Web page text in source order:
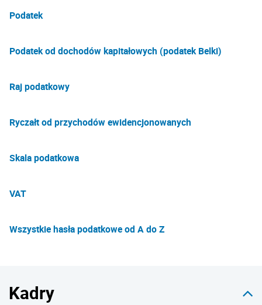
Podatek
Podatek od dochodów kapitałowych (podatek Belki)
Raj podatkowy
Ryczałt od przychodów ewidencjonowanych
Skala podatkowa
VAT
Wszystkie hasła podatkowe od A do Z
Kadry